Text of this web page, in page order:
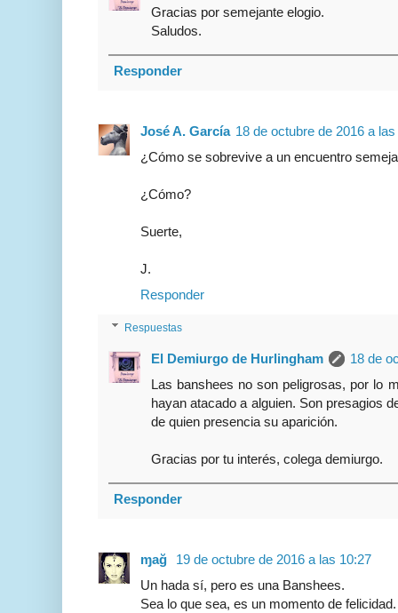
Gracias por semejante elogio.
Saludos.
Responder
José A. García 18 de octubre de 2016 a
¿Cómo se sobrevive a un encuentro
¿Cómo?
Suerte,
J.
Responder
Respuestas
El Demiurgo de Hurlingham
18 de
Las banshees no son peligrosas, por lo
hayan atacado a alguien. Son presagios
de quien presencia su aparición.
Gracias por tu interés, colega demiurgo.
Responder
ɱağ
19 de octubre de 2016 a las 10:27
Un hada sí, pero es una Banshees.
Sea lo que sea, es un momento de